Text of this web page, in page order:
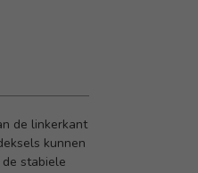
de linkerkant
kunnen
stabiele